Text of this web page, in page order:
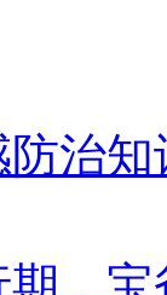
治知